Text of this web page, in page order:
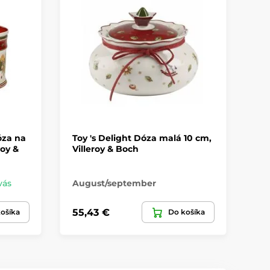
na
&
Toy 's Delight Dóza malá 10 cm,
Villeroy & Boch
August/september
55,43 € Do košíka